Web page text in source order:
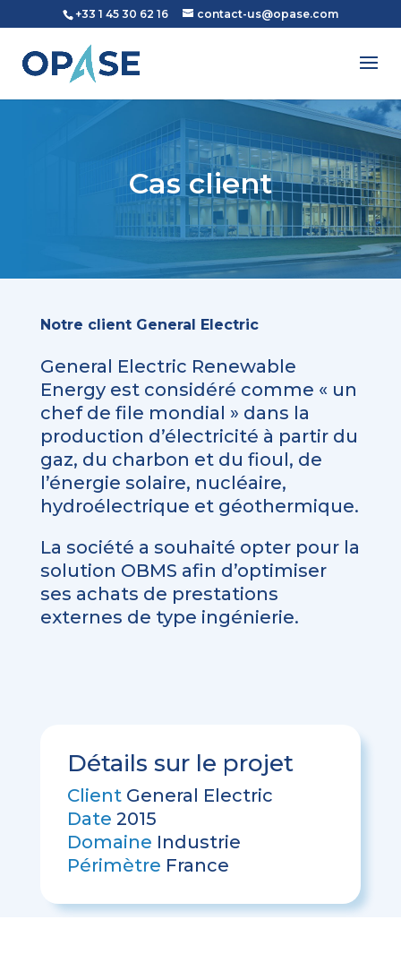
+33 1 45 30 62 16 contact-us@opase.com
Cas client
Notre client General Electric
General Electric Renewable
Energy est considéré comme « un
chef de file mondial » dans la
production d’électricité à partir du
gaz, du charbon et du fioul, de
l’énergie solaire, nucléaire,
hydroélectrique et géothermique.
La société a souhaité opter pour la
solution OBMS afin d’optimiser
ses achats de prestations
externes de type ingénierie.
Détails sur le projet
ClientGeneral Electric
Date 2015
Domaine Industrie
Périmètre France